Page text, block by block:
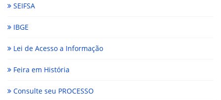
SEIFSA
IBGE
Lei de Acesso a Informação
Feira em História
Consulte seu PROCESSO